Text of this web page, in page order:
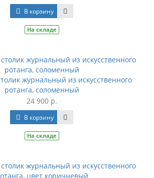
В корзину
На складе
журнальный из искусственного
ротанга, соломенный
24 900 р.
В корзину
На складе